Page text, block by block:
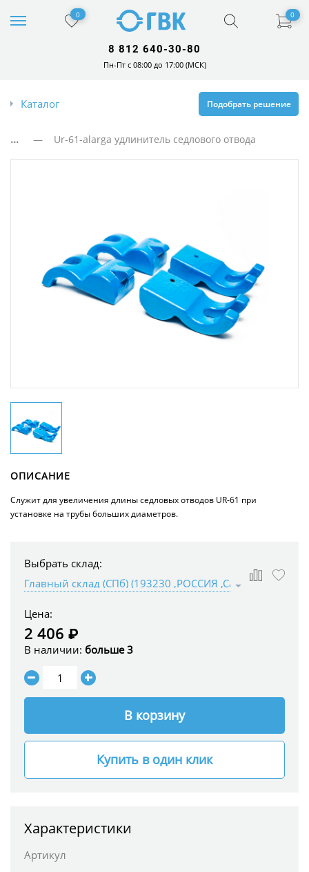
0 0
8 812 640-30-80
Пн-Пт с 08:00 до 17:00 (МСК)
Каталог Подобрать решение
... — Ur-61-alarga удлинитель седлового отвода
ОПИСАНИЕ
Служит для увеличения длины седловых отводов UR-61 при
установке на трубы больших диаметров.
Выбрать склад:
Цена:
2 406 ₽
В наличии: больше 3
В корзину
Купить в один клик
Характеристики
Артикул